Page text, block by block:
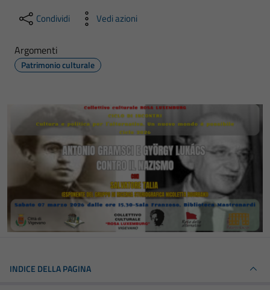
Condividi Vedi azioni
Argomenti
Patrimonio culturale
INDICE DELLA PAGINA